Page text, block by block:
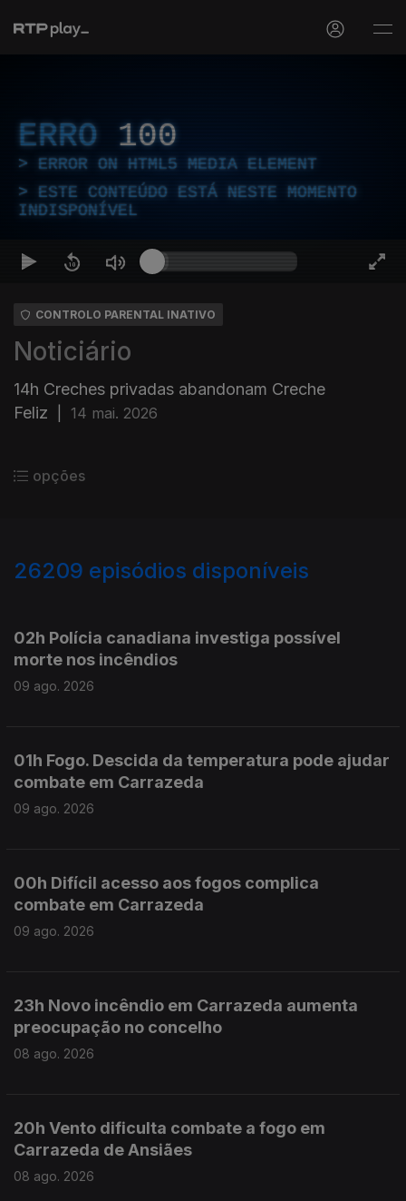
ERRO 100
ERROR ON HTML5 MEDIA ELEMENT
ESTE CONTEÚDO ESTÁ NESTE MOMENTO
INDISPONÍVEL
CONTROLO PARENTAL INATIVO
Noticiário
14h Creches privadas abandonam Creche
Feliz
14 mai. 2026
opções
26209 episódios disponíveis
02h Polícia canadiana investiga possível
morte nos incêndios
09 ago. 2026
01h Fogo. Descida da temperatura pode ajudar
combate em Carrazeda
09 ago. 2026
00h Difícil acesso aos fogos complica
combate em Carrazeda
09 ago. 2026
23h Novo incêndio em Carrazeda aumenta
preocupação no concelho
08 ago. 2026
20h Vento dificulta combate a fogo em
Carrazeda de Ansiães
08 ago. 2026